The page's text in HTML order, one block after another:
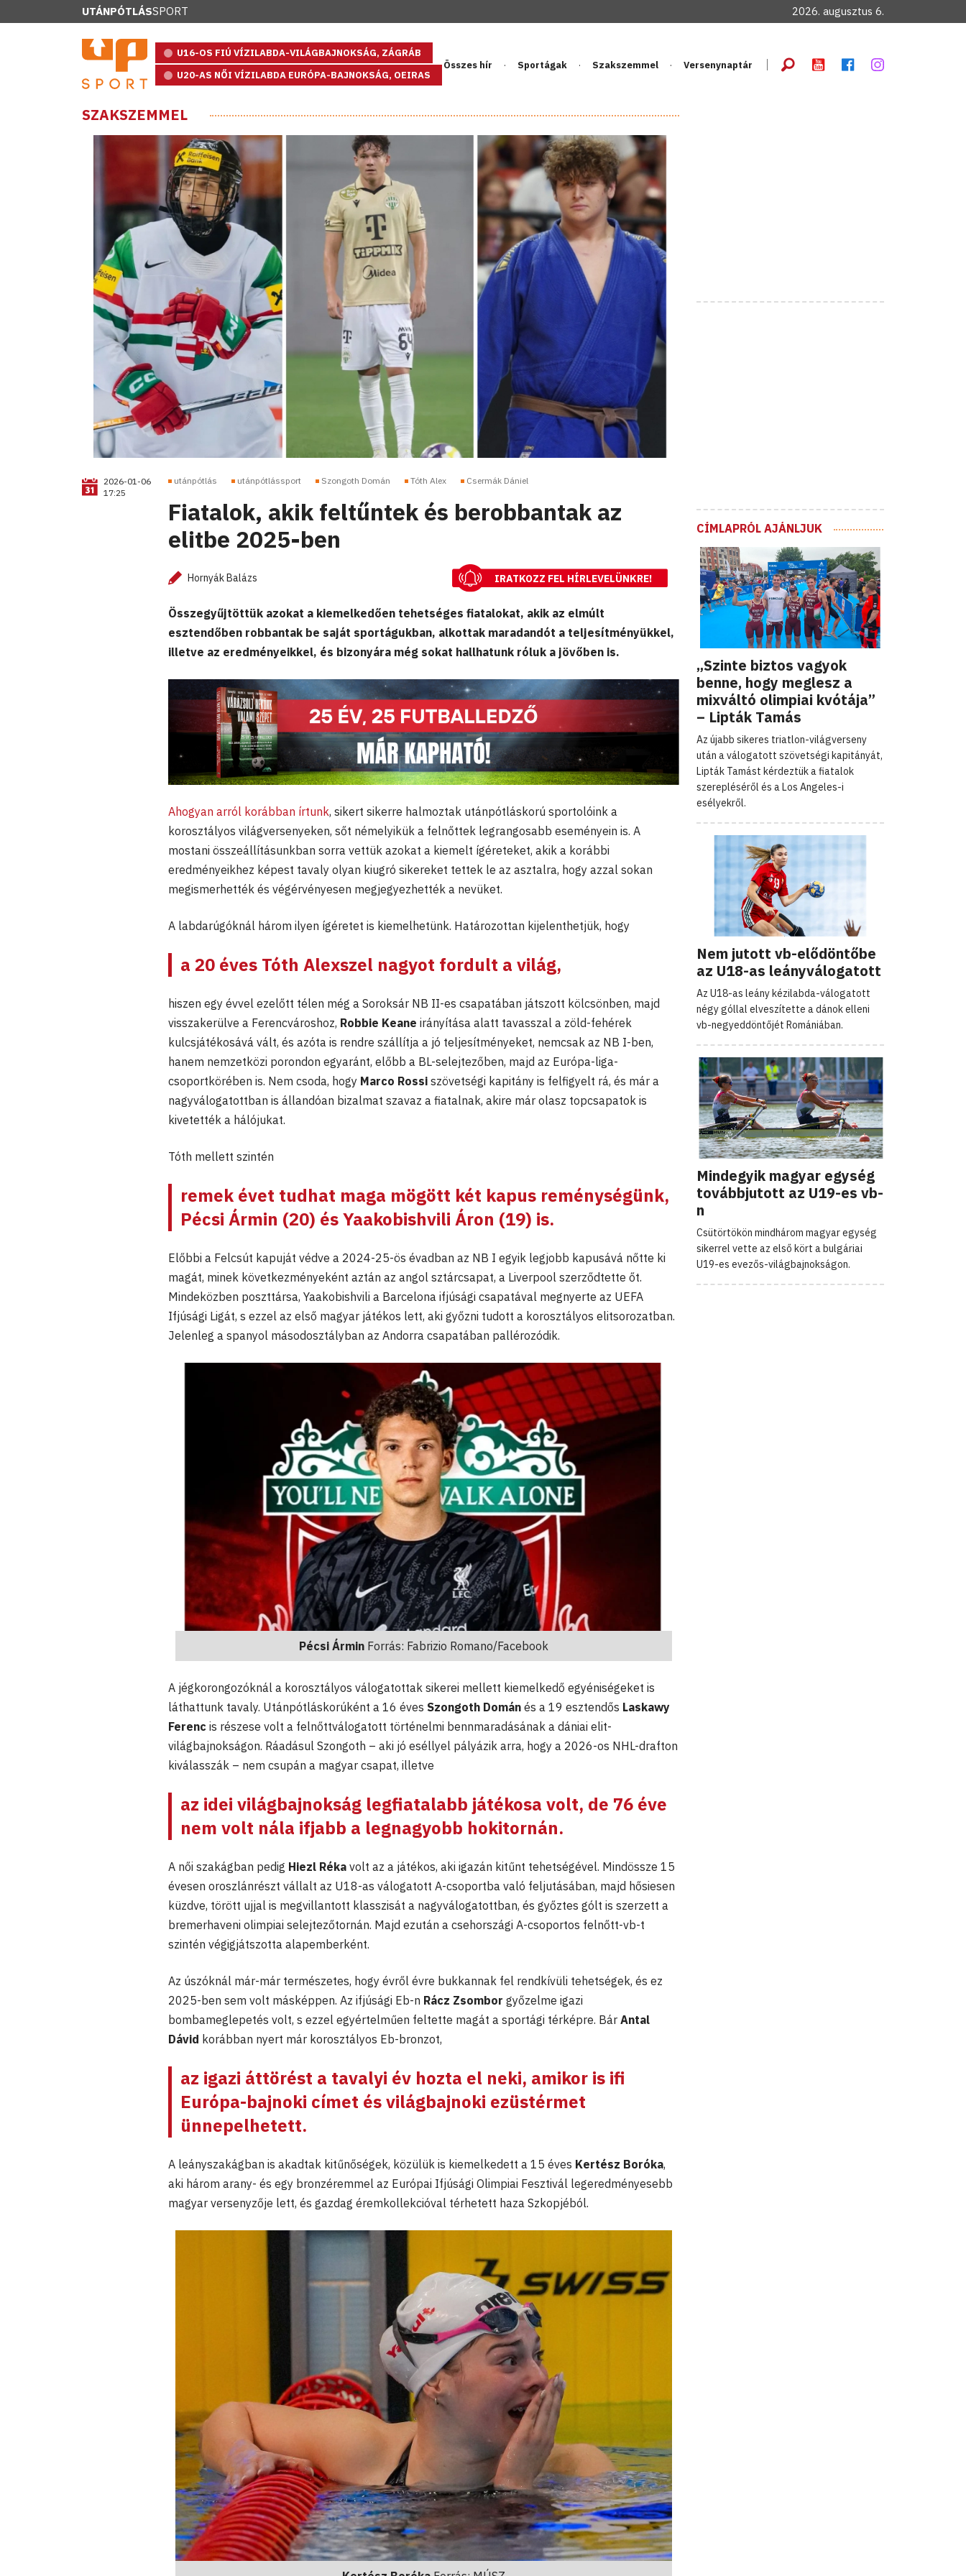
UTÁNPÓTLÁSSPORT 2026. augusztus 6.
U16-OS FIÚ VÍZILABDA-VILÁGBAJNOKSÁG, ZÁGRÁB
U20-AS NŐI VÍZILABDA EURÓPA-BAJNOKSÁG, OEIRAS
Összes hír Sportágak Szakszemmel Versenynaptár
SZAKSZEMMEL
2026-01-06
17:25
utánpótlás utánpótlássport Szongoth Domán Tóth Alex Csermák Dániel
Fiatalok, akik feltűntek és berobbantak az
elitbe 2025-ben
Hornyák Balázs IRATKOZZ FEL HÍRLEVELÜNKRE!
Összegyűjtöttük azokat a kiemelkedően tehetséges fiatalokat, akik az elmúlt
esztendőben robbantak be saját sportágukban, alkottak maradandót a teljesítményükkel,
illetve az eredményeikkel, és bizonyára még sokat hallhatunk róluk a jövőben is.
Ahogyan arról korábban írtunk, sikert sikerre halmoztak utánpótláskorú sportolóink a
korosztályos világversenyeken, sőt némelyikük a felnőttek legrangosabb eseményein is. A
mostani összeállításunkban sorra vettük azokat a kiemelt ígéreteket, akik a korábbi
eredményeikhez képest tavaly olyan kiugró sikereket tettek le az asztalra, hogy azzal sokan
megismerhették és végérvényesen megjegyezhették a nevüket.
A labdarúgóknál három ilyen ígéretet is kiemelhetünk. Határozottan kijelenthetjük, hogy
a 20 éves Tóth Alexszel nagyot fordult a világ,
hiszen egy évvel ezelőtt télen még a Soroksár NB II-es csapatában játszott kölcsönben, majd
visszakerülve a Ferencvároshoz, Robbie Keane irányítása alatt tavasszal a zöld-fehérek
kulcsjátékosává vált, és azóta is rendre szállítja a jó teljesítményeket, nemcsak az NB I-ben,
hanem nemzetközi porondon egyaránt, előbb a BL-selejtezőben, majd az Európa-liga-
csoportkörében is. Nem csoda, hogy Marco Rossi szövetségi kapitány is felfigyelt rá, és már a
nagyválogatottban is állandóan bizalmat szavaz a fiatalnak, akire már olasz topcsapatok is
kivetették a hálójukat.
Tóth mellett szintén
remek évet tudhat maga mögött két kapus reménységünk,
Pécsi Ármin (20) ésYaakobishvili Áron (19) is.
Előbbi a Felcsút kapuját védve a 2024-25-ös évadban az NB I egyik legjobb kapusává nőtte ki
magát, minek következményeként aztán az angol sztárcsapat, a Liverpool szerződtette őt.
Mindeközben poszttársa, Yaakobishvili a Barcelona ifjúsági csapatával megnyerte az UEFA
Ifjúsági Ligát, s ezzel az első magyar játékos lett, aki győzni tudott a korosztályos elitsorozatban.
Jelenleg a spanyol másodosztályban az Andorra csapatában pallérozódik.
Pécsi Ármin Forrás: Fabrizio Romano/Facebook
A jégkorongozóknál a korosztályos válogatottak sikerei mellett kiemelkedő egyéniségeket is
láthattunk tavaly. Utánpótláskorúként a 16 éves Szongoth Domán és a 19 esztendős Laskawy
Ferenc is részese volt a felnőttválogatott történelmi bennmaradásának a dániai elit-
világbajnokságon. Ráadásul Szongoth – aki jó eséllyel pályázik arra, hogy a 2026-os NHL-drafton
kiválasszák – nem csupán a magyar csapat, illetve
az idei világbajnokság legfiatalabb játékosa volt, de 76 éve
nem volt nála ifjabb a legnagyobb hokitornán.
A női szakágban pedig Hiezl Réka volt az a játékos, aki igazán kitűnt tehetségével. Mindössze 15
évesen oroszlánrészt vállalt az U18-as válogatott A-csoportba való feljutásában, majd hősiesen
küzdve, törött ujjal is megvillantott klasszisát a nagyválogatottban, és győztes gólt is szerzett a
bremerhaveni olimpiai selejtezőtornán. Majd ezután a csehországi A-csoportos felnőtt-vb-t
szintén végigjátszotta alapemberként.
Az úszóknál már-már természetes, hogy évről évre bukkannak fel rendkívüli tehetségek, és ez
2025-ben sem volt másképpen. Az ifjúsági Eb-n Rácz Zsombor győzelme igazi
bombameglepetés volt, s ezzel egyértelműen feltette magát a sportági térképre. Bár Antal
Dávid korábban nyert már korosztályos Eb-bronzot,
az igazi áttörést a tavalyi év hozta el neki, amikor is ifi
Európa-bajnoki címet és világbajnoki ezüstérmet
ünnepelhetett.
A leányszakágban is akadtak kitűnőségek, közülük is kiemelkedett a 15 éves Kertész Boróka,
aki három arany- és egy bronzéremmel az Európai Ifjúsági Olimpiai Fesztivál legeredményesebb
magyar versenyzője lett, és gazdag éremkollekcióval térhetett haza Szkopjéból.
CÍMLAPRÓL AJÁNLJUK
„Szinte biztos vagyok
benne, hogy meglesz a
mixváltó olimpiai kvótája”
– Lipták Tamás
Az újabb sikeres triatlon-világverseny
után a válogatott szövetségi kapitányát,
Lipták Tamást kérdeztük a fiatalok
szerepléséről és a Los Angeles-i
esélyekről.
Nem jutott vb-elődöntőbe
az U18-as leányválogatott
Az U18-as leány kézilabda-válogatott
négy góllal elveszítette a dánok elleni
vb-negyeddöntőjét Romániában.
Mindegyik magyar egység
továbbjutott az U19-es vb-
n
Csütörtökön mindhárom magyar egység
sikerrel vette az első kört a bulgáriai
U19-es evezős-világbajnokságon.